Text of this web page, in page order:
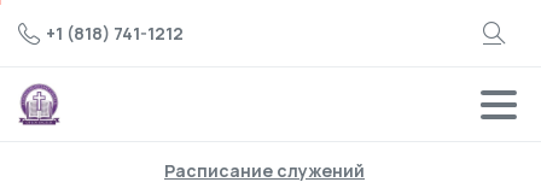
+1 (818) 741-1212
Расписание служений